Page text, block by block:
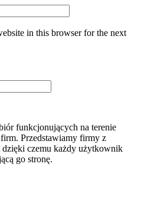
in this browser for the next
funkcjonujących na terenie
Przedstawiamy firmy z
czemu każdy użytkownik
go stronę.